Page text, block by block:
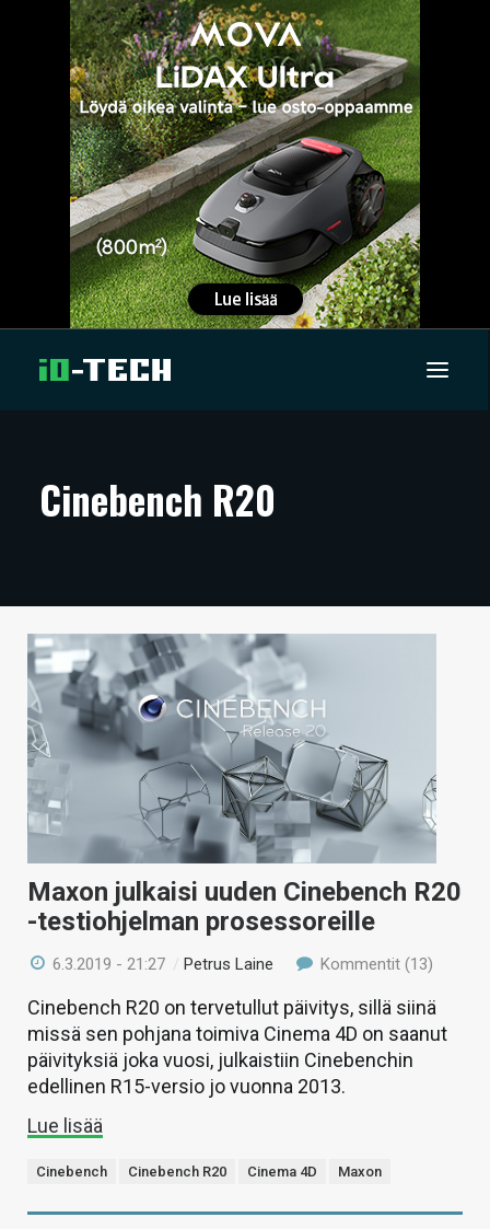
ARTIKKELIT
TECHBBS
TIETOA
HINTA.FI
KAUPPA
VAIHDA TEEMA
HAKU
Cinebench R20
Maxon julkaisi uuden Cinebench R20
-testiohjelman prosessoreille
6.3.2019 - 21:27 /Petrus Laine Kommentit (13)
Cinebench R20 on tervetullut päivitys, sillä siinä
missä sen pohjana toimiva Cinema 4D on saanut
päivityksiä joka vuosi, julkaistiin Cinebenchin
edellinen R15-versio jo vuonna 2013.
Lue lisää
Cinebench Cinebench R20 Cinema 4D Maxon